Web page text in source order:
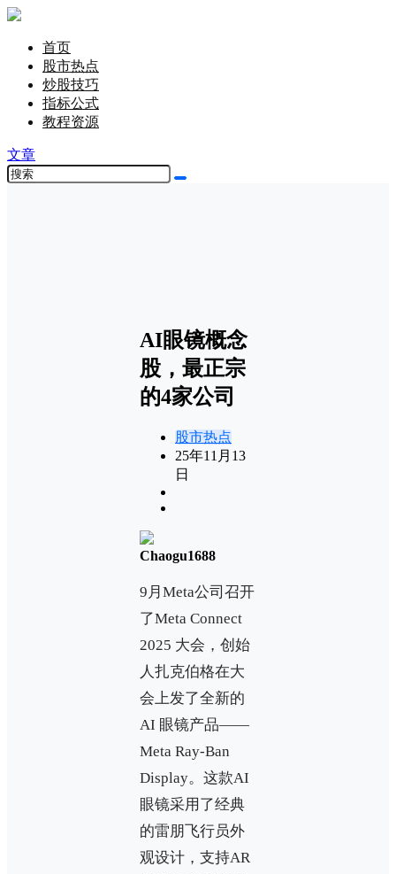
首页
股市热点
炒股技巧
指标公式
教程资源
文章
AI眼镜概念
股，最正宗
的4家公司
股市热点
25年11月13
日
Chaogu1688
9月Meta公司召开
了Meta Connect
2025 大会，创始
人扎克伯格在大
会上发了全新的
AI 眼镜产品——
Meta Ray-Ban
Display。这款AI
眼镜采用了经典
的雷朋飞行员外
观设计，支持AR